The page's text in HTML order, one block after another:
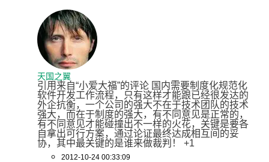
天国之翼
引用来自“小爱大福”的评论 国内需要制度化规范化
软件开发工作流程，只有这样才能跟已经很发达的
外企抗衡，一个公司的强大不在于技术团队的技术
强大，而在于制度的强大，有不同意见是正常的，
有不同意见才能碰撞出不一样的火花，关键是要各
自拿出可行方案，通过论证最终达成相互间的妥
协，其中最关键的是谁来做裁判！ +1
2012-10-24 00:33:09